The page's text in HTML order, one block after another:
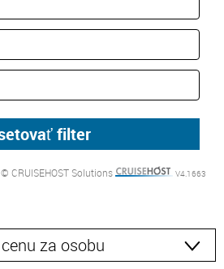
© CRUISEHOST Solutions V4.1663